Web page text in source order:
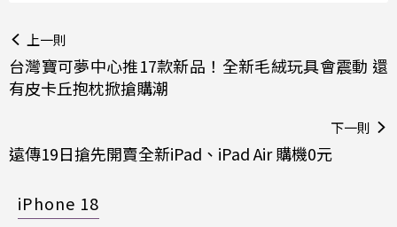
上一則
台灣寶可夢中心推17款新品！全新毛絨玩具會震動 還
有皮卡丘抱枕掀搶購潮
下一則
遠傳19日搶先開賣全新iPad、iPad Air 購機0元
iPhone 18